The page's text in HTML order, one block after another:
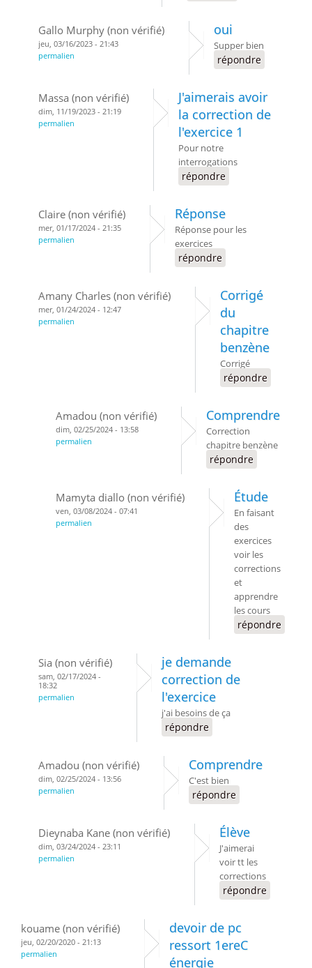
Gallo Murphy (non vérifié)
jeu, 03/16/2023 - 21:43
permalien
oui
Supper bien
répondre
Massa (non vérifié)
dim, 11/19/2023 - 21:19
permalien
J'aimerais avoir
la correction de
l'exercice 1
Pour notre
interrogations
répondre
Claire (non vérifié)
mer, 01/17/2024 - 21:35
permalien
Réponse
Réponse pour les
exercices
répondre
Amany Charles (non vérifié)
mer, 01/24/2024 - 12:47
permalien
Corrigé
du
chapitre
benzène
Corrigé
répondre
Amadou (non vérifié)
dim, 02/25/2024 - 13:58
permalien
Comprendre
Correction
chapitre benzène
répondre
Mamyta diallo (non vérifié)
ven, 03/08/2024 - 07:41
permalien
Étude
En faisant
des
exercices
voir les
corrections
et
apprendre
les cours
répondre
Sia (non vérifié)
sam, 02/17/2024 -
18:32
permalien
je demande
correction de
l'exercice
j'ai besoins de ça
répondre
Amadou (non vérifié)
dim, 02/25/2024 - 13:56
permalien
Comprendre
C'est bien
répondre
Dieynaba Kane (non vérifié)
dim, 03/24/2024 - 23:11
permalien
Élève
J'aimerai
voir tt les
corrections
répondre
kouame (non vérifié)
jeu, 02/20/2020 - 21:13
permalien
devoir de pc
ressort 1ereC
énergie